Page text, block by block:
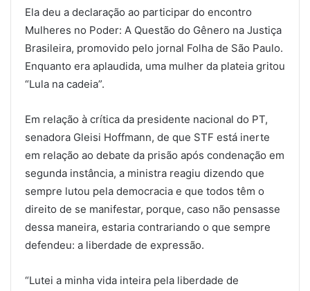
Ela deu a declaração ao participar do encontro
Mulheres no Poder: A Questão do Gênero na Justiça
Brasileira, promovido pelo jornal Folha de São Paulo.
Enquanto era aplaudida, uma mulher da plateia gritou
“Lula na cadeia”.
Em relação à crítica da presidente nacional do PT,
senadora Gleisi Hoffmann, de que STF está inerte
em relação ao debate da prisão após condenação em
segunda instância, a ministra reagiu dizendo que
sempre lutou pela democracia e que todos têm o
direito de se manifestar, porque, caso não pensasse
dessa maneira, estaria contrariando o que sempre
defendeu: a liberdade de expressão.
“Lutei a minha vida inteira pela liberdade de